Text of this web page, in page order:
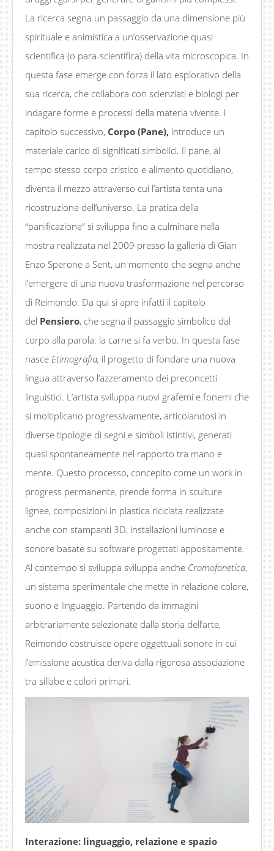
La ricerca segna un passaggio da una dimensione più
spirituale e animistica a un’osservazione quasi
scientifica (o para-scientifica) della vita microscopica. In
questa fase emerge con forza il lato esplorativo della
sua ricerca, che collabora con scienziati e biologi per
indagare forme e processi della materia vivente. l
capitolo successivo, Corpo (Pane), introduce un
materiale carico di significati simbolici. Il pane, al
tempo stesso corpo cristico e alimento quotidiano,
diventa il mezzo attraverso cui l’artista tenta una
ricostruzione dell’universo. La pratica della
“panificazione” si sviluppa fino a culminare nella
mostra realizzata nel 2009 presso la galleria di Gian
Enzo Sperone a Sent, un momento che segna anche
l’emergere di una nuova trasformazione nel percorso
di Reimondo. Da qui si apre infatti il capitolo
del Pensiero, che segna il passaggio simbolico dal
corpo alla parola: la carne si fa verbo. In questa fase
nasce Etimografia, il progetto di fondare una nuova
lingua attraverso l’azzeramento dei preconcetti
linguistici. L’artista sviluppa nuovi grafemi e fonemi che
si moltiplicano progressivamente, articolandosi in
diverse tipologie di segni e simboli istintivi, generati
quasi spontaneamente nel rapporto tra mano e
mente. Questo processo, concepito come un work in
progress permanente, prende forma in sculture
lignee, composizioni in plastica riciclata realizzate
anche con stampanti 3D, installazioni luminose e
sonore basate su software progettati appositamente.
Al contempo si sviluppa sviluppa anche Cromofonetica,
un sistema sperimentale che mette in relazione colore,
suono e linguaggio. Partendo da immagini
arbitrariamente selezionate dalla storia dell’arte,
Reimondo costruisce opere oggettuali sonore in cui
l’emissione acustica deriva dalla rigorosa associazione
tra sillabe e colori primari.
Interazione: linguaggio, relazione e spazio